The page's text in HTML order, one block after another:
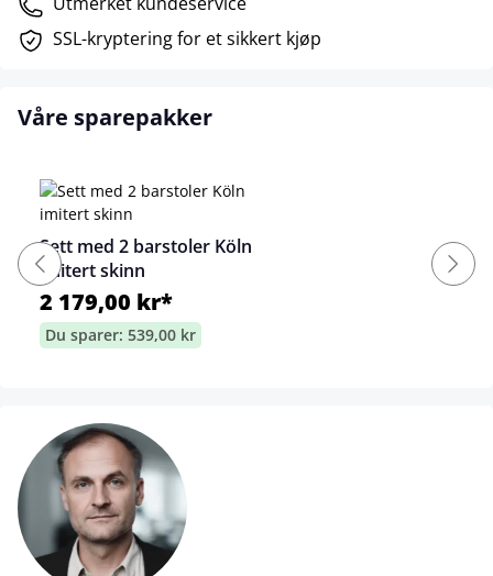
SSL-kryptering for et sikkert kjøp
Våre sparepakker
Sett med 2 barstoler Köln
imitert skinn
2 179,00 kr*
Du sparer: 539,00 kr